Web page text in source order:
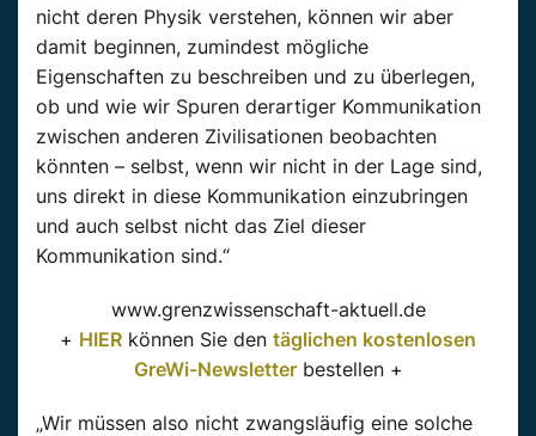
nicht deren Physik verstehen, können wir aber
damit beginnen, zumindest mögliche
Eigenschaften zu beschreiben und zu überlegen,
ob und wie wir Spuren derartiger Kommunikation
zwischen anderen Zivilisationen beobachten
könnten – selbst, wenn wir nicht in der Lage sind,
uns direkt in diese Kommunikation einzubringen
und auch selbst nicht das Ziel dieser
Kommunikation sind.“
www.grenzwissenschaft-aktuell.de
+ HIER können Sie den täglichen kostenlosen
GreWi-Newsletterbestellen +
„Wir müssen also nicht zwangsläufig eine solche